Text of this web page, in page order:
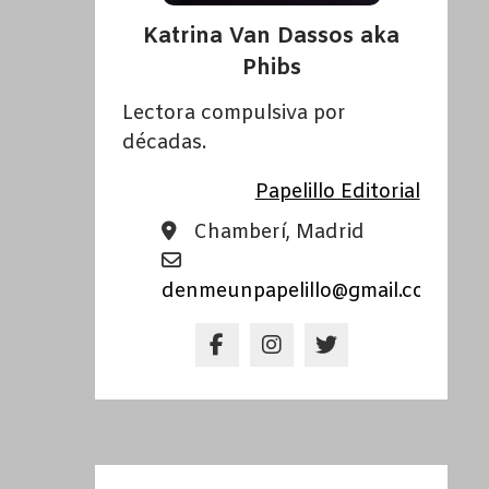
Katrina Van Dassos aka
Phibs
Lectora compulsiva por
décadas.
Papelillo Editorial
Chamberí, Madrid
denmeunpapelillo@gmail.com